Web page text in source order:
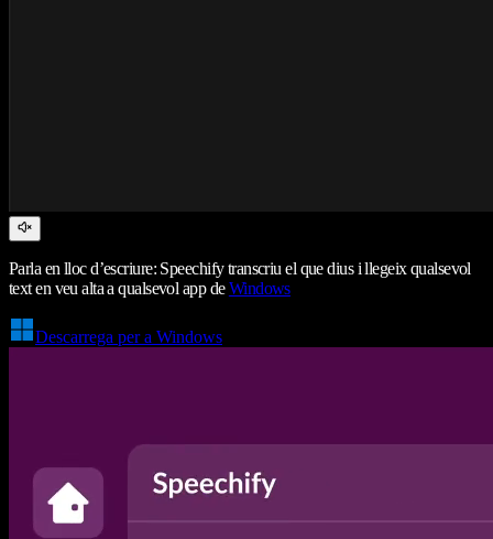
Parla en lloc d’escriure: Speechify transcriu el que dius i llegeix qualsevol
text en veu alta a qualsevol app deWindows
Descarrega per a Windows